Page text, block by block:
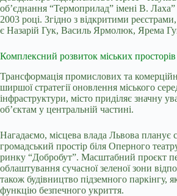
обʼєднання “Термоприлад” імені В. Лаха”
2003 році. Згідно з відкритими
є Назарій Гук, Василь Ярмолюк, Ярема
Комплексний розвиток міських
Трансформація промислових та
ширшої стратегії оновлення міського
інфраструктури, місто приділяє значну
об’єктам у центральній частині.
Нагадаємо, місцева влада Львова планує
громадський простір біля Оперного
ринку “Добробут”. Масштабний проєкт
облаштування сучасної зеленої зони
також будівництво підземного паркінгу,
функцію безпечного укриття.